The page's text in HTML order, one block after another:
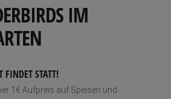
IM
FINDET STATT!
1€ Aufpreis auf Speisen und